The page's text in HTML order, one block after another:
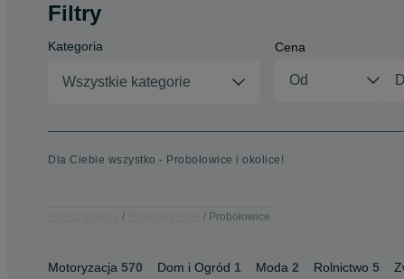
Filtry
Kategoria
Wszystkie kategorie
Cena
Dla Ciebie wszystko - Probołowice i okolice!
Probołowice
Motoryzacja 570 Dom i Ogród 1 Moda 2 Rolnictwo 5